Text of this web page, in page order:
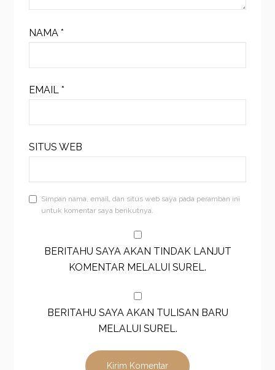
NAMA*
EMAIL*
SITUS WEB
Simpan nama, email, dan situs web saya pada peramban ini
untuk komentar saya berikutnya.
BERITAHU SAYA AKAN TINDAK LANJUT
KOMENTAR MELALUI SUREL.
BERITAHU SAYA AKAN TULISAN BARU
MELALUI SUREL.